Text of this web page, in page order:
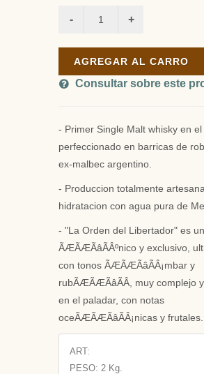
AGREGAR AL CARRO
Consultar sobre este
- Primer Single Malt whisky en
perfeccionado en barricas de
ex-malbec argentino.
- Produccion totalmente
hidratacion con agua pura de
- "La Orden del Libertador" es
ÃÆÃÆÃâÃÂºnico y exclusivo,
con tonos ÃÆÃÆÃâÃÂ¡mbar y
rubÃÆÃÆÃâÃÂ­, muy
en el paladar, con notas
oceÃÆÃÆÃâÃÂ¡nicas y frutales.
ART:
PESO: 2 Kg.